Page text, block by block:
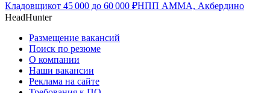
Кладовщикот 45 000 до 60 000 ₽НПП АММА, Акбердино
HeadHunter
Размещение вакансий
Поиск по резюме
О компании
Наши вакансии
Реклама на сайте